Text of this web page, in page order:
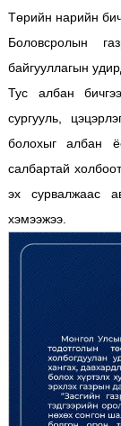
Төрийн нарийн
Боловсролын
байгууллагын
Тус албан
сургууль,
болохыг албан
салбартай
эх сурвалжаас
хэмээжээ.